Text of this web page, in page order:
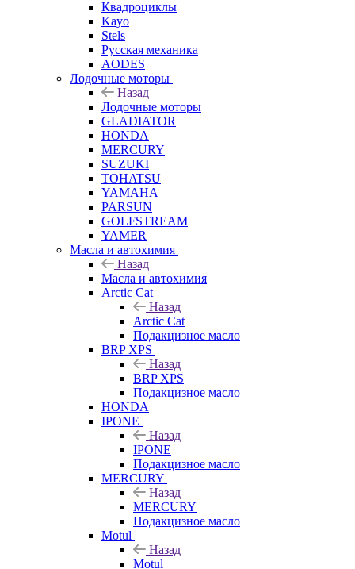
Квадроциклы
Kayo
Stels
Русская механика
AODES
Лодочные моторы
Назад
Лодочные моторы
GLADIATOR
HONDA
MERCURY
SUZUKI
TOHATSU
YAMAHA
PARSUN
GOLFSTREAM
YAMER
Масла и автохимия
Назад
Масла и автохимия
Arctic Cat
Назад
Arctic Cat
Подакцизное масло
BRP XPS
Назад
BRP XPS
Подакцизное масло
HONDA
IPONE
Назад
IPONE
Подакцизное масло
MERCURY
Назад
MERCURY
Подакцизное масло
Motul
Назад
Motul